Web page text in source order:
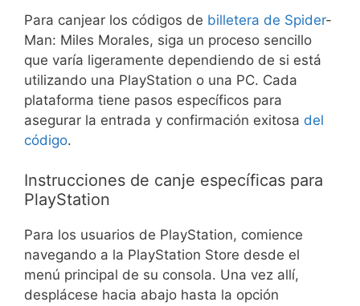
Para canjear los códigos de billetera de Spider-
Man: Miles Morales, siga un proceso sencillo
que varía ligeramente dependiendo de si está
utilizando una PlayStation o una PC. Cada
plataforma tiene pasos específicos para
asegurar la entrada y confirmación exitosa del
código.
Instrucciones de canje específicas para
PlayStation
Para los usuarios de PlayStation, comience
navegando a la PlayStation Store desde el
menú principal de su consola. Una vez allí,
desplácese hacia abajo hasta la opción